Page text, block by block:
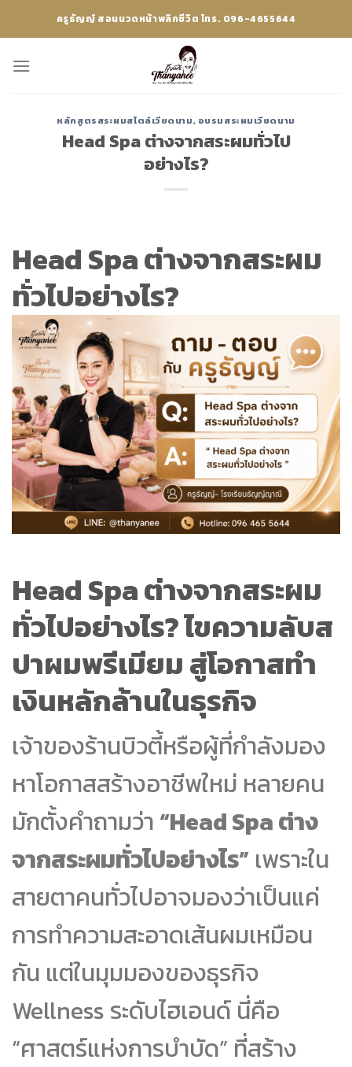
ครูธัญญ์ สอนนวดหน้าพลิกชีวิต โทร. 096-4655644
หลักสูตรสระผมสไตล์เวียดนาม, อบรมสระผมเวียดนาม
Head Spa ต่างจากสระผมทั่วไป
อย่างไร?
Head Spa ต่างจากสระผม
ทั่วไปอย่างไร?
Head Spa ต่างจากสระผม
ทั่วไปอย่างไร?ไขความลับส
ปาผมพรีเมียม สู่โอกาสทำ
เงินหลักล้านในธุรกิจ
เจ้าของร้านบิวตี้หรือผู้ที่กำลังมอง
หาโอกาสสร้างอาชีพใหม่ หลายคน
มักตั้งคำถามว่า “Head Spa ต่าง
จากสระผมทั่วไปอย่างไร” เพราะใน
สายตาคนทั่วไปอาจมองว่าเป็นแค่
การทำความสะอาดเส้นผมเหมือน
กัน แต่ในมุมมองของธุรกิจ
Wellness ระดับไฮเอนด์ นี่คือ
“ศาสตร์แห่งการบำบัด” ที่สร้าง